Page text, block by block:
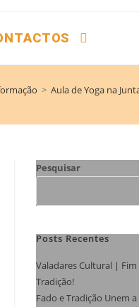
> Aula de Yoga na
Pesquisar
Posts Recentes
Valadares Cultural |
Tradição!
Fado e Tradição Unem